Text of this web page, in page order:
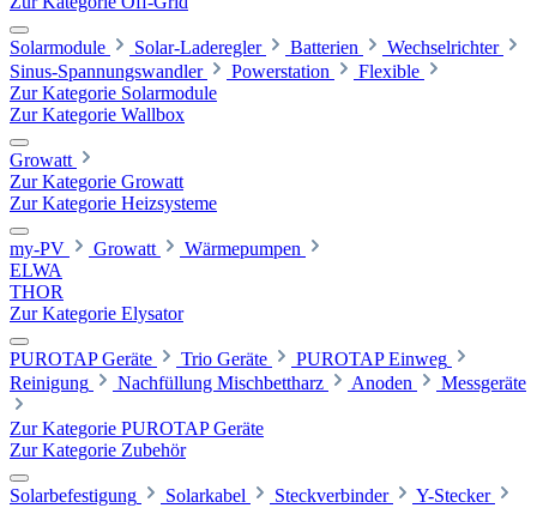
Solarmodule Solar-Laderegler Batterien
Wechselrichter
Sinus-Spannungswandler
Powerstation
Flexible
Zur Kategorie Solarmodule
Zur Kategorie Wallbox
Growatt
Zur Kategorie Growatt
Zur Kategorie Heizsysteme
my-PV Growatt
Wärmepumpen
ELWA
THOR
Zur Kategorie Elysator
PUROTAP Geräte Trio Geräte
PUROTAP Einweg
Reinigung
Nachfüllung Mischbettharz Anoden Messgeräte
Zur Kategorie PUROTAP Geräte
Zur Kategorie Zubehör
Solarbefestigung Solarkabel Steckverbinder
Y-Stecker